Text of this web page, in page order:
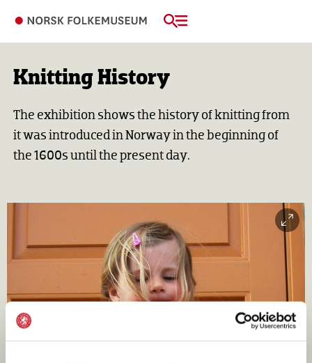
Knitting History
The exhibition shows the history of knitting from
it was introduced in Norway in the beginning of
the 1600s until the present day.